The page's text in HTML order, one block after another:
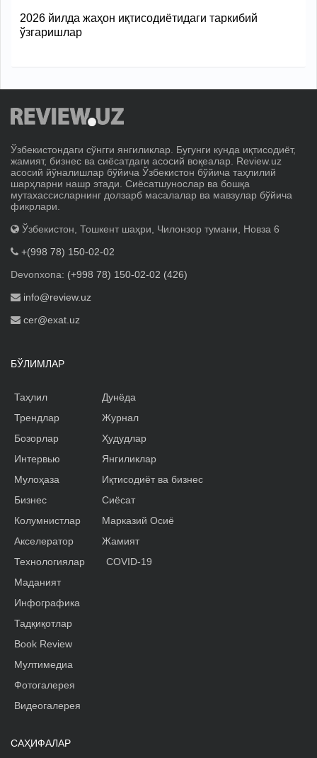
2026 йилда жаҳон иқтисодиётидаги таркибий
ўзгаришлар
Ўзбекистондаги сўнгги янгиликлар. Бугунги кунда иқтисодиёт,
жамият, бизнес ва сиёсатдаги асосий воқеалар. Review.uz
асосий йўналишлар бўйича Ўзбекистон бўйича таҳлилий
шарҳларни нашр этади. Сиёсатшунослар ва бошқа
мутахассисларнинг долзарб масалалар ва мавзулар бўйича
фикрлари.
Ўзбекистон, Тошкент шаҳри, Чилонзор тумани, Новза 6
+(998 78) 150-02-02
Devonxona: (+998 78) 150-02-02 (426)
info@review.uz
cer@exat.uz
БЎЛИМЛАР
Таҳлил
Трендлар
Бозорлар
Интервью
Мулоҳаза
Бизнес
Колумнистлар
Акселератор
Дунёда
Журнал
Ҳудудлар
Янгиликлар
Иқтисодиёт ва бизнес
Сиёсат
Марказий Осиё
Жамият
Технологиялар
Маданият
Инфографика
Тадқиқотлар
Book Review
Мултимедиа
Фотогалерея
Видеогалерея
COVID-19
САҲИФАЛАР